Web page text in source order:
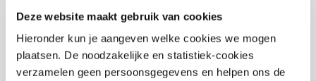
Deze website maakt gebruik van cookies
Hieronder kun je aangeven welke cookies we mogen
plaatsen. De noodzakelijke en statistiek-cookies
verzamelen geen persoonsgegevens en helpen ons de